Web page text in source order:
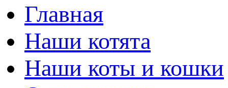
Главная
Наши котята
Наши коты и кошки